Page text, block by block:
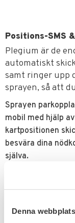
Denna
Positions-SMS
Plegium är de
automatiskt
samt ringer upp
sprayen, så att
Sprayen
mobil med hjälp
kartpositionen
besvära dina
själva.
Plegium-appen